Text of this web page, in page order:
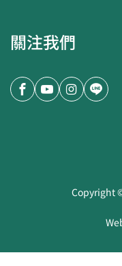
關注我們
Copyright